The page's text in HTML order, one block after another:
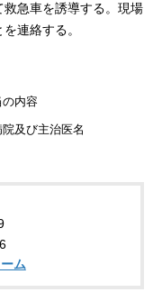
急車を誘導する。現場
連絡する。
内容
及び主治医名
ム